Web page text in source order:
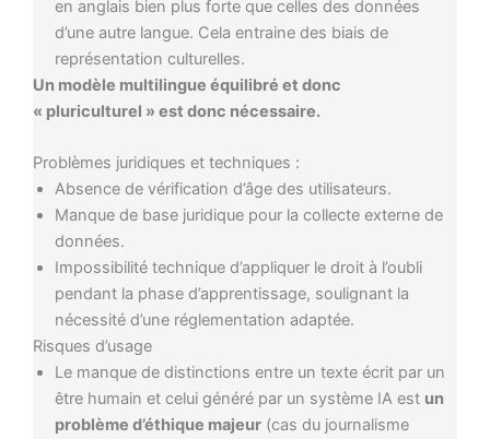
en anglais bien plus forte que celles des données
d’une autre langue. Cela entraine des biais de
représentation culturelles.
Un modèle multilingue équilibré et donc
« pluriculturel » est donc nécessaire.
Problèmes juridiques et techniques :
Absence de vérification d’âge des utilisateurs.
Manque de base juridique pour la collecte externe de
données.
Impossibilité technique d’appliquer le droit à l’oubli
pendant la phase d’apprentissage, soulignant la
nécessité d’une réglementation adaptée.
Risques d’usage
Le manque de distinctions entre un texte écrit par un
être humain et celui généré par un système IA est un
problème d’éthique majeur (cas du journalisme